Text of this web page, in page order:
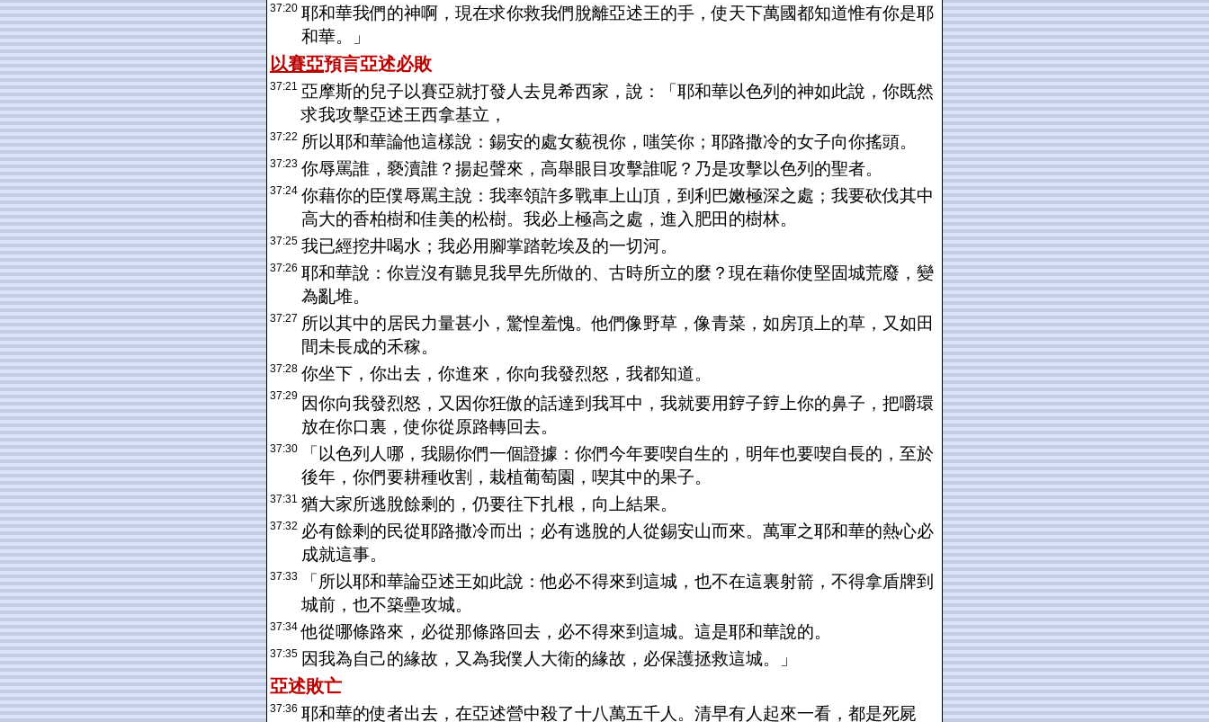
37:20 耶和華我們的神啊，現在求你救我們脫離亞述王的手，使天下萬國都知道惟有你是耶
和華。」
以賽亞預言亞述必敗
37:21 亞摩斯的兒子以賽亞就打發人去見希西家，說：「耶和華以色列的神如此說，你既然
求我攻擊亞述王西拿基立，
37:22 所以耶和華論他這樣說：錫安的處女藐視你，嗤笑你；耶路撒冷的女子向你搖頭。
37:23 你辱罵誰，褻瀆誰？揚起聲來，高舉眼目攻擊誰呢？乃是攻擊以色列的聖者。
37:24 你藉你的臣僕辱罵主說：我率領許多戰車上山頂，到利巴嫩極深之處；我要砍伐其中
高大的香柏樹和佳美的松樹。我必上極高之處，進入肥田的樹林。
37:25 我已經挖井喝水；我必用腳掌踏乾埃及的一切河。
37:26 耶和華說：你豈沒有聽見我早先所做的、古時所立的麼？現在藉你使堅固城荒廢，變
為亂堆。
37:27 所以其中的居民力量甚小，驚惶羞愧。他們像野草，像青菜，如房頂上的草，又如田
間未長成的禾稼。
37:28 你坐下，你出去，你進來，你向我發烈怒，我都知道。
37:29 因你向我發烈怒，又因你狂傲的話達到我耳中，我就要用𨧤子𨧤上你的鼻子，把嚼環
放在你口裏，使你從原路轉回去。
37:30
「以色列人哪，我賜你們一個證據：你們今年要喫自生的，明年也要喫自長的，至於
後年，你們要耕種收割，栽植葡萄園，喫其中的果子。
37:31 猶大家所逃脫餘剩的，仍要往下扎根，向上結果。
37:32 必有餘剩的民從耶路撒冷而出；必有逃脫的人從錫安山而來。萬軍之耶和華的熱心必
成就這事。
37:33
「所以耶和華論亞述王如此說：他必不得來到這城，也不在這裏射箭，不得拿盾牌到
城前，也不築壘攻城。
37:34 他從哪條路來，必從那條路回去，必不得來到這城。這是耶和華說的。
37:35 因我為自己的緣故，又為我僕人大衛的緣故，必保護拯救這城。」
亞述敗亡
37:36 耶和華的使者出去，在亞述營中殺了十八萬五千人。清早有人起來一看，都是死屍